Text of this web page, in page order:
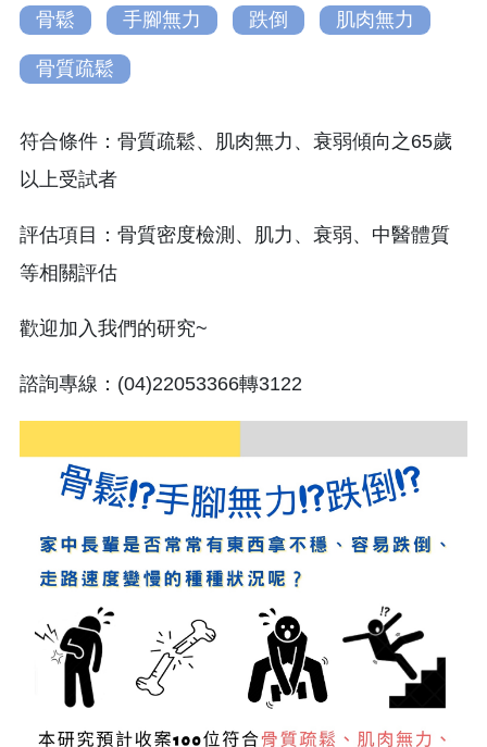
骨鬆 手腳無力 跌倒 肌肉無力
骨質疏鬆
符合條件：骨質疏鬆、肌肉無力、衰弱傾向之65歲
以上受試者
評估項目：骨質密度檢測、肌力、衰弱、中醫體質
等相關評估
歡迎加入我們的研究~
諮詢專線：(04)22053366轉3122